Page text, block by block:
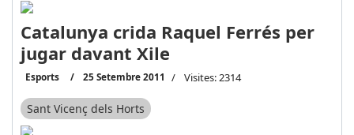
Catalunya crida Raquel Ferrés per
jugar davant Xile
Esports 25 Setembre 2011 Visites: 2314
Sant Vicenç dels Horts